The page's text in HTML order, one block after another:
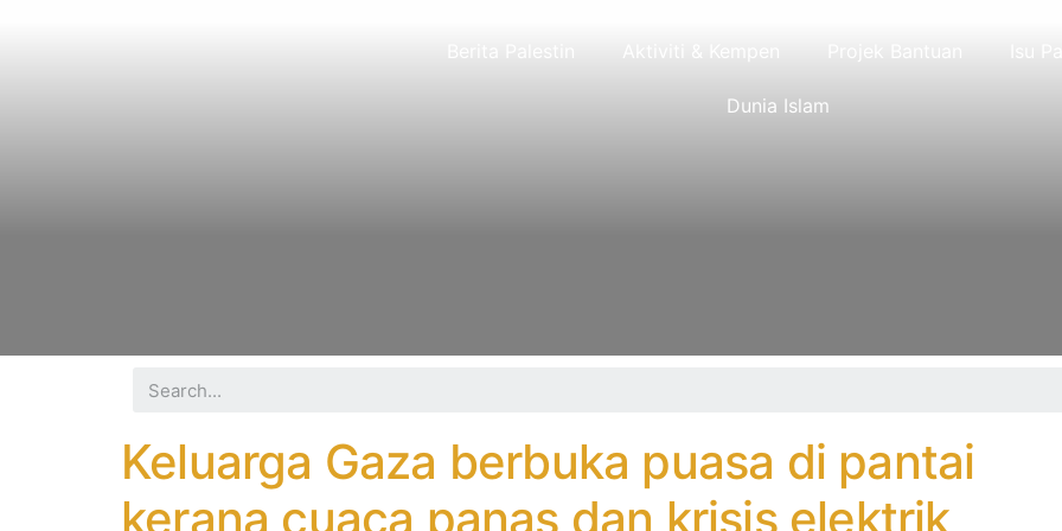
Dunia Islam
Keluarga Gaza berbuka puasa di pantai
kerana cuaca panas dan krisis elektrik